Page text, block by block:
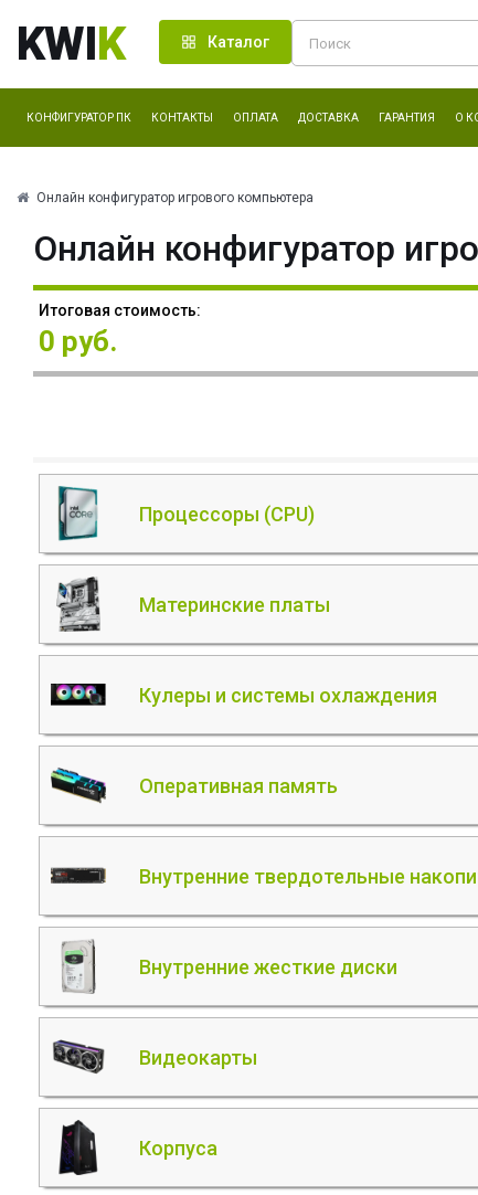
KWIK Каталог
КОНФИГУРАТОР ПК КОНТАКТЫ ОПЛАТА ДОСТАВКА ГАРАНТИЯ О
Онлайн конфигуратор игрового компьютера
Онлайн конфигуратор
Итоговая стоимость:
0 руб.
Процессоры (CPU)
Материнские платы
Кулеры и системы охлаждения
Оперативная память
Внутренние твердотельные
Внутренние жесткие диски
Видеокарты
Корпуса